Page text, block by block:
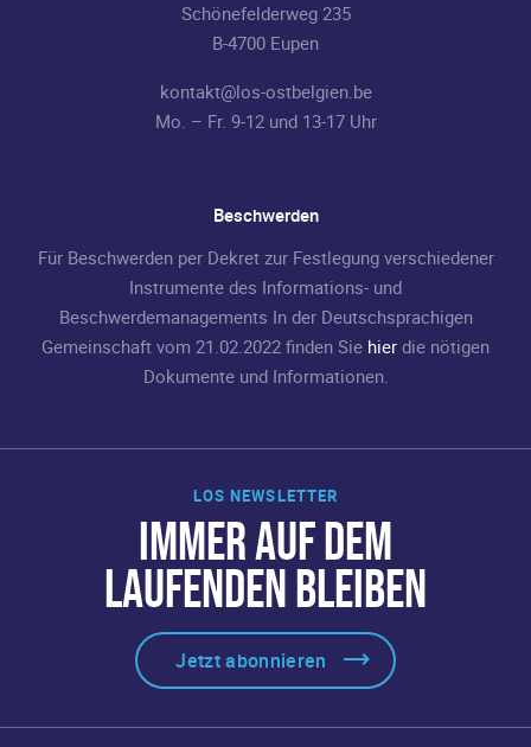
LOS NEWSLETTER
IMMER AUF DEM
LAUFENDEN BLEIBEN
Jetzt abonnieren
Schönefelderweg 235
B-4700 Eupen
kontakt@los-ostbelgien.be
Mo. – Fr. 9-12 und 13-17 Uhr
Beschwerden
Für Beschwerden per Dekret zur Festlegung verschiedener
Instrumente des Informations- und
Beschwerdemanagements In der Deutschsprachigen
Gemeinschaft vom 21.02.2022 finden Sie hier die nötigen
Dokumente und Informationen.